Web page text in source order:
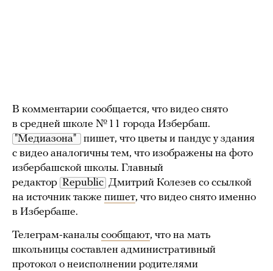
В комментарии сообщается, что видео снято
в средней школе № 11 города Избербаш.
"Медиазона"
пишет, что цветы и пандус у здания
с видео аналогичны тем, что изображены на фото
избербашской школы. Главный
редактор Republic Дмитрий Колезев со ссылкой
на источник также пишет, что видео снято именно
в Избербаше.
Телеграм-каналы сообщают, что на мать
школьницы составлен административный
протокол о неисполнении родителями